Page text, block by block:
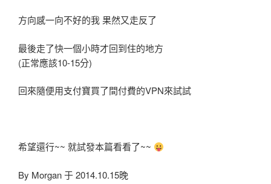
方向感一向不好的我 果然又走反了
最後走了快一個小時才回到住的地方
(正常應該10-15分)
回來隨便用支付寶買了間付費的VPN來試試
希望還行~~ 就試發本篇看看了~~
By Morgan 于 2014.10.15晚